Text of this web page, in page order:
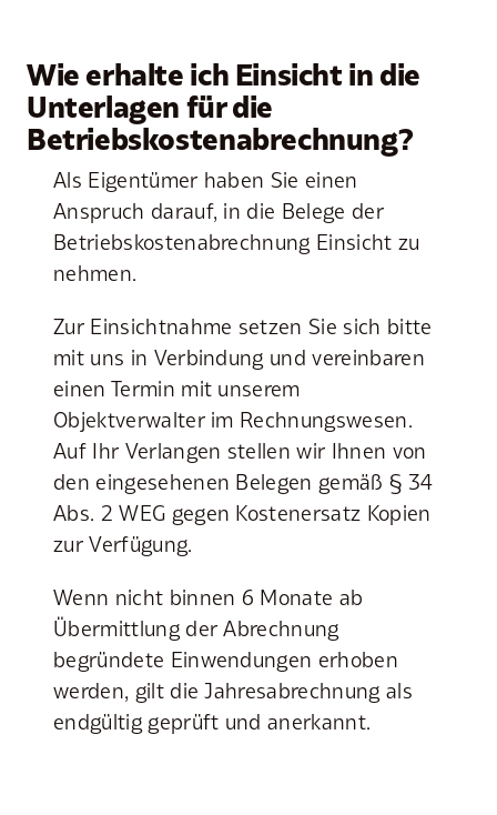
Wie erhalte ich Einsicht in die
Unterlagen für die
Betriebskostenabrechnung?
Als Eigentümer haben Sie einen
Anspruch darauf, in die Belege der
Betriebskostenabrechnung Einsicht zu
nehmen.
Zur Einsichtnahme setzen Sie sich bitte
mit uns in Verbindung und vereinbaren
einen Termin mit unserem
Objektverwalter im Rechnungswesen.
Auf Ihr Verlangen stellen wir Ihnen von
den eingesehenen Belegen gemäß § 34
Abs. 2 WEG gegen Kostenersatz Kopien
zur Verfügung.
Wenn nicht binnen 6 Monate ab
Übermittlung der Abrechnung
begründete Einwendungen erhoben
werden, gilt die Jahresabrechnung als
endgültig geprüft und anerkannt.